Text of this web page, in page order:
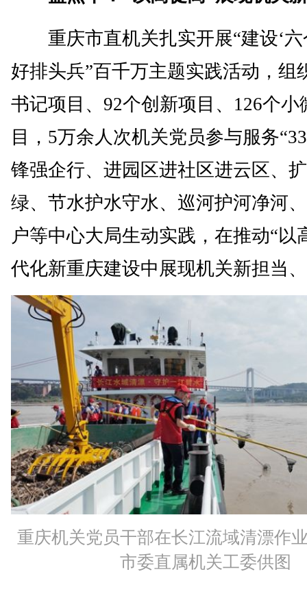
重庆市直机关扎实开展“建设‘六
好排头兵”百千万主题实践活动，组
书记项目、92个创新项目、126个小
目，5万余人次机关党员参与服务
锋强企行、进园区进社区进云区、
绿、节水护水守水、巡河护河净河
户等中心大局生动实践，在推动“以
代化新重庆建设中展现机关新担当
重庆机关党员干部在长江流域清漂作
市委直属机关工委供图